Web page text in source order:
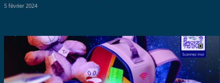
5 février 2024